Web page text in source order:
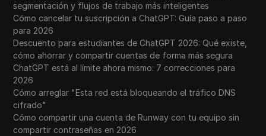
segmentación y flujos de trabajo más inteligentes
Cómo cancelar tu suscripción a ChatGPT: Guía paso a paso
para 2026
Descuento para estudiantes de ChatGPT 2026: Qué existe,
cómo ahorrar y compartir cuentas de forma más segura
ChatGPT está al límite ahora mismo: 7 correcciones para
2026
Cómo arreglar "Esta red está bloqueando el tráfico DNS
cifrado"
Cómo compartir una cuenta de Runway con tu equipo sin
compartir contraseñas en 2026